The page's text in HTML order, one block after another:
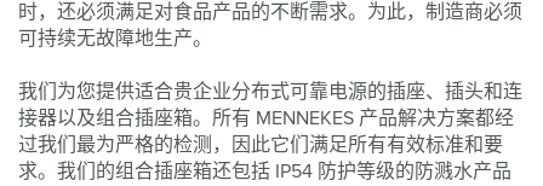
时，还必须满足对食品产品的不断需求。为此，制造商必须
可持续无故障地生产。
我们为您提供适合贵企业分布式可靠电源的插座、插头和连
接器以及组合插座箱。所有 MENNEKES 产品解决方案都经
过我们最为严格的检测，因此它们满足所有有效标准和要
求。我们的组合插座箱还包括 IP54 防护等级的防溅水产品